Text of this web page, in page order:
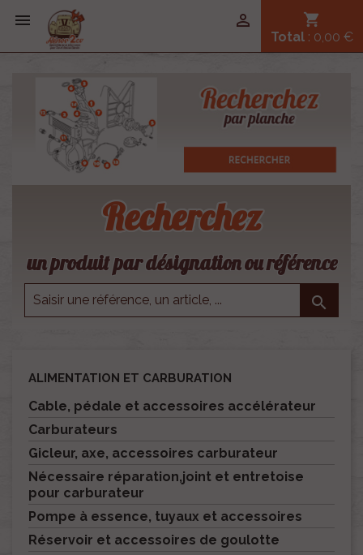
 shopping_cart
Total : 0,00 €

Recherchez
un produit par désignation ou référence

ALIMENTATION ET CARBURATION
Cable, pédale et accessoires accélérateur
Carburateurs
Gicleur, axe, accessoires carburateur
Nécessaire réparation,joint et entretoise
pour carburateur
Pompe à essence, tuyaux et accessoires
Réservoir et accessoires de goulotte